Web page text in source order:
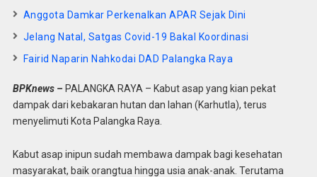
Anggota Damkar Perkenalkan APAR Sejak Dini
Jelang Natal, Satgas Covid-19 Bakal Koordinasi
Fairid Naparin Nahkodai DAD Palangka Raya
BPKnews – PALANGKA RAYA – Kabut asap yang kian pekat
dampak dari kebakaran hutan dan lahan (Karhutla), terus
menyelimuti Kota Palangka Raya.
Kabut asap inipun sudah membawa dampak bagi kesehatan
masyarakat, baik orangtua hingga usia anak-anak. Terutama